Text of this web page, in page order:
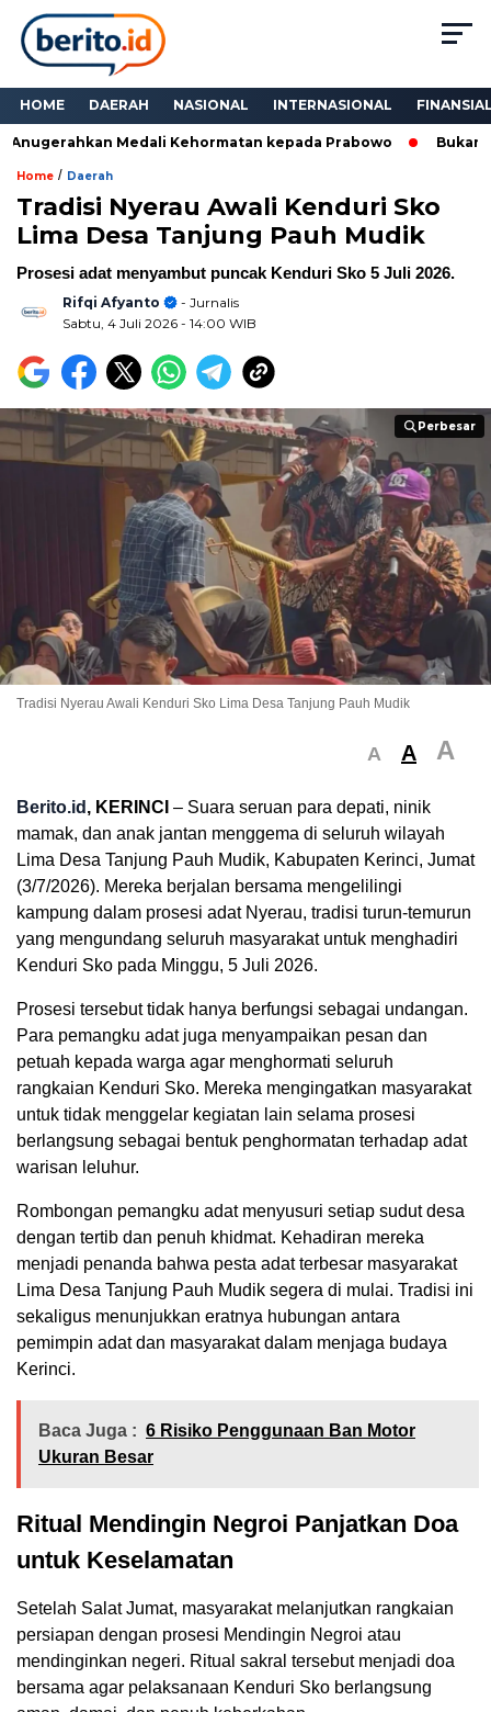
HOME DAERAH NASIONAL INTERNASIONAL
Medali Kehormatan kepada Prabowo Bukan
Home / Daerah
Tradisi Nyerau Awali Kenduri Sko
Lima Desa Tanjung Pauh Mudik
Prosesi adat menyambut puncak Kenduri Sko 5 Juli 2026.
Rifqi Afyanto
- Jurnalis
Sabtu, 4 Juli 2026 - 14:00 WIB
Perbesar
Perbesar
Tradisi Nyerau Awali Kenduri Sko Lima Desa Tanjung Pauh Mudik
A A A
Berito.id , KERINCI – Suara seruan para depati, ninik
mamak, dan anak jantan menggema di seluruh wilayah
Lima Desa Tanjung Pauh Mudik, Kabupaten Kerinci, Jumat
(3/7/2026). Mereka berjalan bersama mengelilingi
kampung dalam prosesi adat Nyerau, tradisi turun-temurun
yang mengundang seluruh masyarakat untuk menghadiri
Kenduri Sko pada Minggu, 5 Juli 2026.
Prosesi tersebut tidak hanya berfungsi sebagai undangan.
Para pemangku adat juga menyampaikan pesan dan
petuah kepada warga agar menghormati seluruh
rangkaian Kenduri Sko. Mereka mengingatkan masyarakat
untuk tidak menggelar kegiatan lain selama prosesi
berlangsung sebagai bentuk penghormatan terhadap adat
warisan leluhur.
Rombongan pemangku adat menyusuri setiap sudut desa
dengan tertib dan penuh khidmat. Kehadiran mereka
menjadi penanda bahwa pesta adat terbesar masyarakat
Lima Desa Tanjung Pauh Mudik segera di mulai. Tradisi ini
sekaligus menunjukkan eratnya hubungan antara
pemimpin adat dan masyarakat dalam menjaga budaya
Kerinci.
Baca Juga : 6 Risiko Penggunaan Ban Motor
Ukuran Besar
Ritual Mendingin Negroi Panjatkan Doa
untuk Keselamatan
Setelah Salat Jumat, masyarakat melanjutkan rangkaian
persiapan dengan prosesi Mendingin Negroi atau
mendinginkan negeri. Ritual sakral tersebut menjadi doa
bersama agar pelaksanaan Kenduri Sko berlangsung